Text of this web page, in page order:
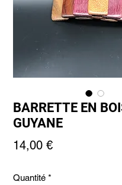
BARRETTE EN
GUYANE
14,00 €Prix
Quantité *